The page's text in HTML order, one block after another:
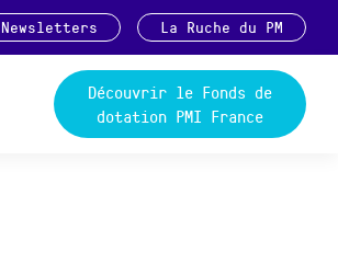
Newsletters La Ruche du PM
Découvrir le Fonds de
dotation PMI France